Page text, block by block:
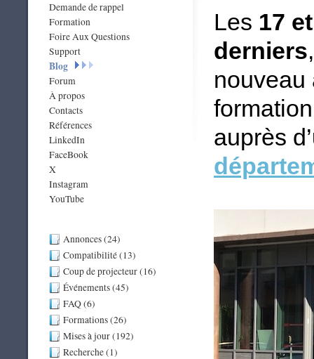
Demande de rappel
Formation
Foire Aux Questions
Support
Blog
Forum
À propos
Contacts
Références
LinkedIn
FaceBook
X
Instagram
YouTube
Annonces (24)
Compatibilité (13)
Coup de projecteur (16)
Événements (45)
FAQ (6)
Formations (26)
Mises à jour (192)
Recherche (1)
Les 17
derniers
nouveau
auprès d’